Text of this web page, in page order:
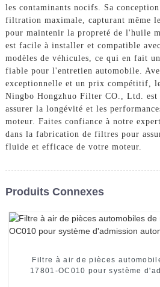
les contaminants nocifs. Sa
filtration maximale, capturant même
pour maintenir la propreté de l'huile
est facile à installer et compatible
modèles de véhicules, ce qui en fait
fiable pour l'entretien automobile.
exceptionnelle et un prix compétitif,
Ningbo Hongzhuo Filter CO., Ltd.
assurer la longévité et les
moteur. Faites confiance à notre
dans la fabrication de filtres pour
fluide et efficace de votre moteur.
Produits Connexes
Filtre à air de pièces
17801-OC010 pour système